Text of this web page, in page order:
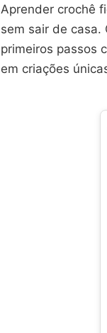
Aprender crochê
sem sair de casa.
primeiros passos
em criações